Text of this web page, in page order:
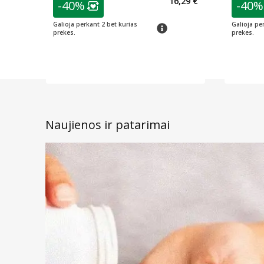
Lojalumo klubo narių nuolaida:
-40%
Galioja perkant 2 bet kurias
prekes.
patarimas
-40%
Galioja
prekes.
Naujienos ir patarimai